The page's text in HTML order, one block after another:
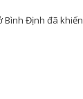
Bình Định đã